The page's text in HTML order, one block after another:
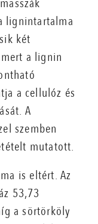
lignintartalma
két
a lignin
a cellulóz és
A
szemben
mutatott.
is eltért. Az
53,73
a sörtörköly